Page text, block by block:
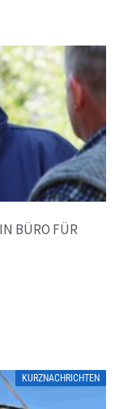
BÜRO FÜR
KURZNACHRICHTEN